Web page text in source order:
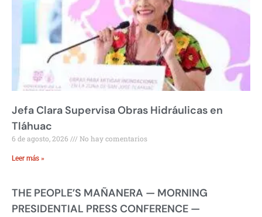
Jefa Clara Supervisa Obras Hidráulicas en
Tláhuac
6 de agosto, 2026 No hay comentarios
Leer más »
THE PEOPLE’S MAÑANERA — MORNING
PRESIDENTIAL PRESS CONFERENCE —